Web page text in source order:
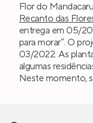
Flor do
Recanto das
entrega em 05/
para morar”. O
03/2022. As
algumas
Neste momento,